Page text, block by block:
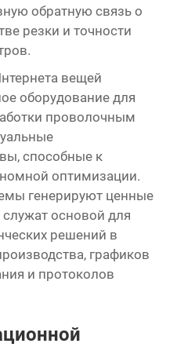
обратную связь о
резки и точности
вещей
оборудование для
проволочным
способные к
оптимизации.
генерируют ценные
основой для
решений в
графиков
и протоколов